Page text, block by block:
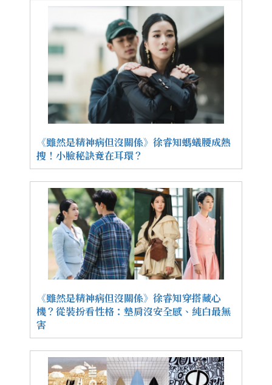
《雖然是精神病但沒關係》徐睿知螞蟻腰成熱
搜！小臉秘訣竟在耳環？
《雖然是精神病但沒關係》徐睿知穿搭藏心
機？從裝扮看性格：墊肩沒安全感、純白最無
害